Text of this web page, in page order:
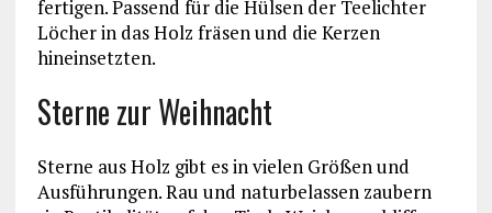
fertigen. Passend für die Hülsen der Teelichter
Löcher in das Holz fräsen und die Kerzen
hineinsetzten.
Sterne zur Weihnacht
Sterne aus Holz gibt es in vielen Größen und
Ausführungen. Rau und naturbelassen zaubern